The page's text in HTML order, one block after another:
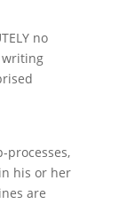
no
writing
processes,
his or her
are